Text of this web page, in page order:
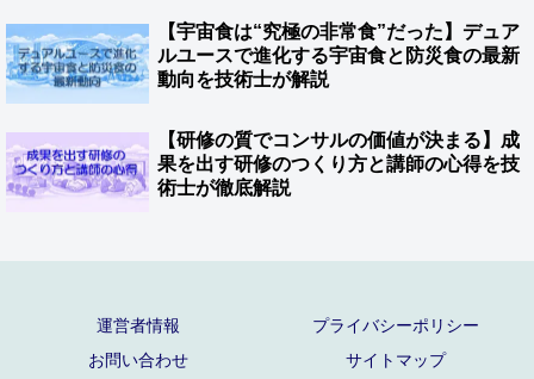
【宇宙食は“究極の非常食”だった】デュア
ルユースで進化する宇宙食と防災食の最新
動向を技術士が解説
【研修の質でコンサルの価値が決まる】成
果を出す研修のつくり方と講師の心得を技
術士が徹底解説
運営者情報
プライバシーポリシー
お問い合わせ
サイトマップ